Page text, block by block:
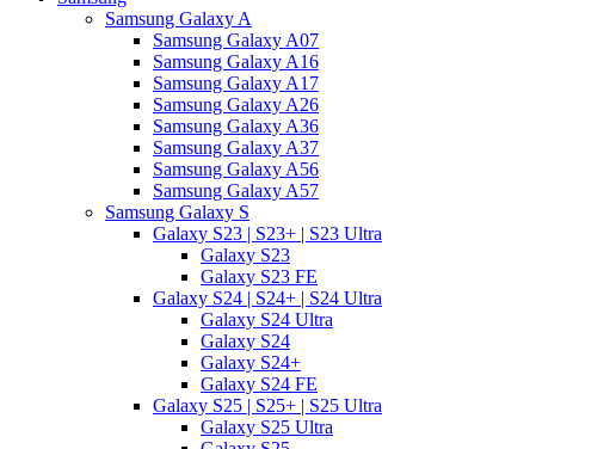
Samsung Galaxy A
Samsung Galaxy A07
Samsung Galaxy A16
Samsung Galaxy A17
Samsung Galaxy A26
Samsung Galaxy A36
Samsung Galaxy A37
Samsung Galaxy A56
Samsung Galaxy A57
Samsung Galaxy S
Galaxy S23 | S23+ | S23 Ultra
Galaxy S23
Galaxy S23 FE
Galaxy S24 | S24+ | S24 Ultra
Galaxy S24 Ultra
Galaxy S24
Galaxy S24+
Galaxy S24 FE
Galaxy S25 | S25+ | S25 Ultra
Galaxy S25 Ultra